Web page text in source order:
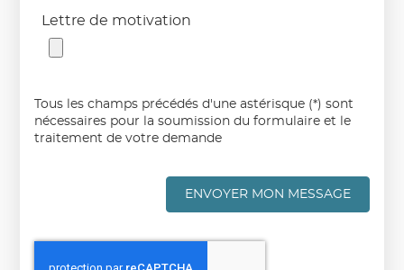
Lettre de motivation
Tous les champs précédés d'une astérisque (*) sont
nécessaires pour la soumission du formulaire et le
traitement de votre demande
ENVOYER MON MESSAGE